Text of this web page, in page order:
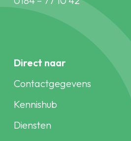
Direct naar
Contactgegevens
Kennishub
Diensten